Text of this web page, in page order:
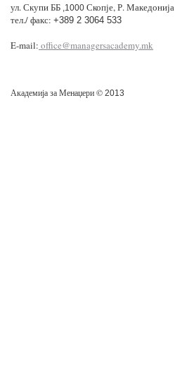
ул. Скупи ББ ,1000 Скопје, Р. Македонија
тел./ факс: +389 2 3064 533
E-mail: office@managersacademy.mk
Академија за Менаџери © 2013